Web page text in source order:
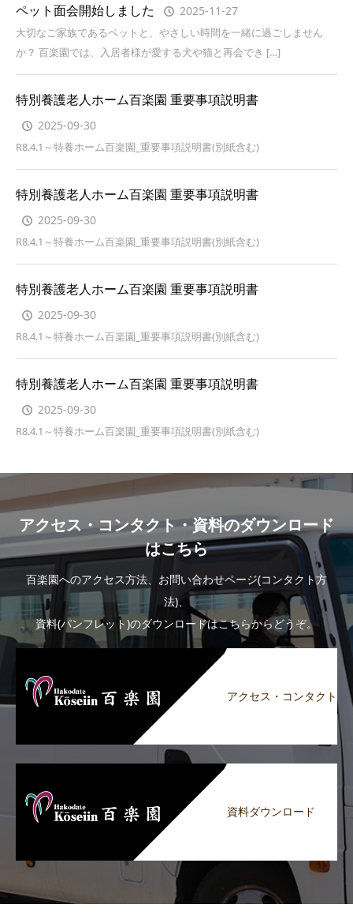
ペット面会開始しました 2025-11-27
大切なご家族であるペットと、やさしい時間を一緒に過ごしません
か？ 百楽園では、入居者様が愛する犬や猫と再会でき […]
特別養護老人ホーム百楽園 重要事項説明書
2025-09-30
R8.4.1～特養ホーム百楽園_重要事項説明書(別紙含む)
特別養護老人ホーム百楽園 重要事項説明書
2025-09-30
R8.4.1～特養ホーム百楽園_重要事項説明書(別紙含む)
特別養護老人ホーム百楽園 重要事項説明書
2025-09-30
R8.4.1～特養ホーム百楽園_重要事項説明書(別紙含む)
特別養護老人ホーム百楽園 重要事項説明書
2025-09-30
R8.4.1～特養ホーム百楽園_重要事項説明書(別紙含む)
アクセス・コンタクト・資料のダウンロード
はこちら
百楽園へのアクセス方法、お問い合わせページ(コンタクト方
法)、
資料(パンフレット)のダウンロードはこちらからどうぞ。
アクセス・コンタクト
資料ダウンロード